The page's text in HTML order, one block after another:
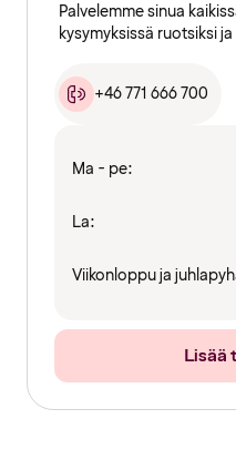
Palvelemme sinua
kysymyksissä ruotsiksi
+46 771 666 700
Ma - pe:
La:
Viikonloppu ja
Lisää